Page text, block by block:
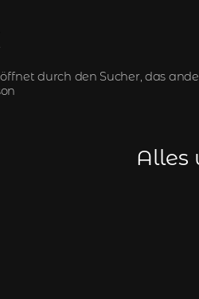
durch den Sucher, das
Alles